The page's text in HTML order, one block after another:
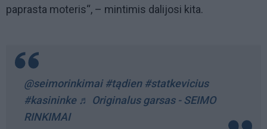
paprasta moteris“, – mintimis dalijosi kita.
@seimorinkimai #tądien #statkevicius
#kasininke ♬ Originalus garsas - SEIMO
RINKIMAI